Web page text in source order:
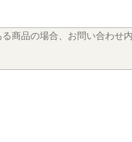
商品の場合、お問い合わせ